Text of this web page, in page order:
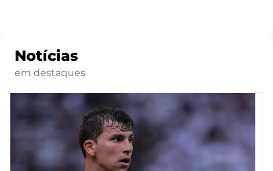
Notícias
em destaques